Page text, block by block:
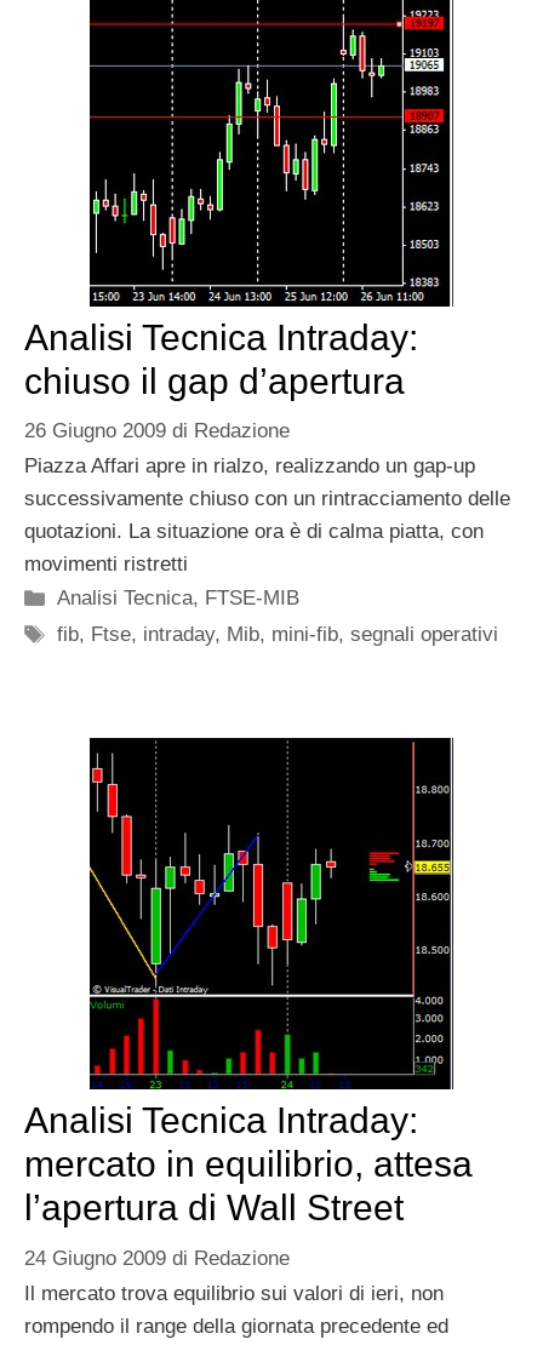
Analisi Tecnica Intraday:
chiuso il gap d’apertura
26 Giugno 2009 di Redazione
Piazza Affari apre in rialzo, realizzando un gap-up
successivamente chiuso con un rintracciamento delle
quotazioni. La situazione ora è di calma piatta, con
movimenti ristretti
Categorie
Analisi Tecnica, FTSE-MIB
Tag
fib, Ftse, intraday, Mib, mini-fib,segnali operativi
Analisi Tecnica Intraday:
mercato in equilibrio, attesa
l’apertura di Wall Street
24 Giugno 2009 di Redazione
Il mercato trova equilibrio sui valori di ieri, non
rompendo il range della giornata precedente ed